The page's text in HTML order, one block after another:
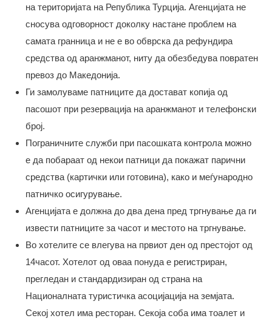
на територијата на Република Турција. Агенцијата не
сносува одговорност доколку настане проблем на
самата гранница и не е во обврска да рефундира
средства од аранжманот, ниту да обезбедува повратен
превоз до Македонија.
Ги замолуваме патниците да достават копија од
пасошот при резервација на аранжманот и телефонски
број.
Пограничните служби при пасошката контрола можно
е да побараат од некои патници да покажат парични
средства (картички или готовина), како и меѓународно
патничко осигурување.
Агенцијата е должна до два дена пред тргнување да ги
извести патниците за часот и местото на тргнување.
Во хотелите се влегува на првиот ден од престојот од
14часот. Хотелот од оваа понуда е регистриран,
прегледан и стандардизиран од страна на
Националната туристичка асоцијација на земјата.
Секој хотел има ресторан. Секоја соба има тоалет и